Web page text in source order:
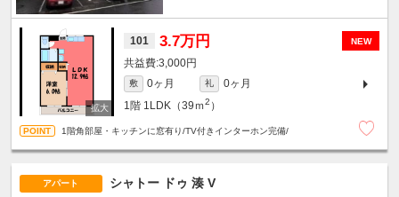
NEW
101 3.7万円
3,000円
敷 0ヶ月 礼
0ヶ月
1階 1LDK（39ｍ2 ）
1階角部屋・キッチンに窓有り/TV付きインターホン完備/
アパート シャトー ドゥ 湊 V